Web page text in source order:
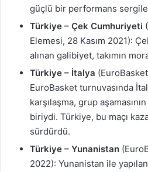
güçlü bir performans
Türkiye – Çek Cumhuriyeti
Elemesi, 28 Kasım 2021):
alınan galibiyet, takımın
Türkiye – İtalya
EuroBasket turnuvasında
karşılaşma, grup
biriydi. Türkiye, bu maçı
sürdürdü.
Türkiye – Yunanistan
2022): Yunanistan ile